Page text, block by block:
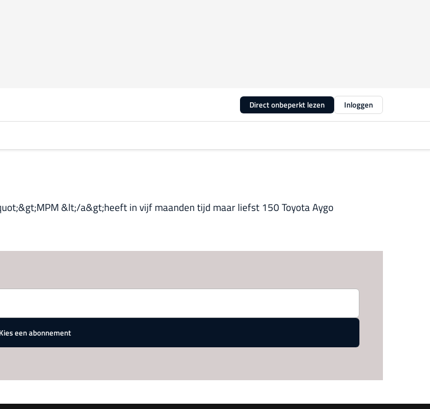
Direct onbeperkt lezen Inloggen
&lt;/a&gt;heeft in vijf maanden tijd maar liefst 150 Toyota Aygo
Kies een abonnement